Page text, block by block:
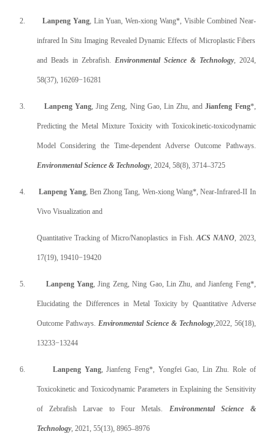
2. Lanpeng Yang, Lin Yuan, Wen-xiong Wang*, Visible Combined Near-
infrared In Situ Imaging Revealed Dynamic Effects of Microplastic Fibers
and Beads in Zebrafish. Environmental Science & Technology, 2024,
58(37), 16269−16281
3. Lanpeng Yang, Jing Zeng, Ning Gao, Lin Zhu, andJianfeng Feng*,
Predicting the Metal Mixture Toxicity with Toxicokinetic-toxicodynamic
Model Considering the Time-dependent Adverse Outcome Pathways.
Environmental Science & Technology, 2024, 58(8), 3714–3725
4. Lanpeng Yang, Ben Zhong Tang, Wen-xiong Wang*, Near-Infrared-II In
Vivo Visualization and
Quantitative Tracking of Micro/Nanoplastics in Fish.ACS NANO, 2023,
17(19), 19410−19420
5. Lanpeng Yang, Jing Zeng, Ning Gao, Lin Zhu, andJianfeng Feng*,
Elucidating the Differences in Metal Toxicity by Quantitative Adverse
Outcome Pathways. Environmental Science & Technology,2022, 56(18),
13233−13244
6. Lanpeng Yang,Jianfeng Feng*, Yongfei Gao, Lin Zhu. Role of
Toxicokinetic and Toxicodynamic Parameters in Explaining the Sensitivity
of Zebrafish Larvae to Four Metals. Environmental Science &
Technology, 2021, 55(13), 8965–8976